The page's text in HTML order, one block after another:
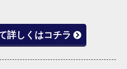
詳しくはコチラ